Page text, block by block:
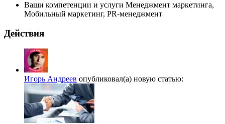
Ваши компетенции и услуги Менеджмент маркетинга,
Мобильный маркетинг, PR-менеджмент
Действия
Игорь Андреев опубликовал(а) новую статью: